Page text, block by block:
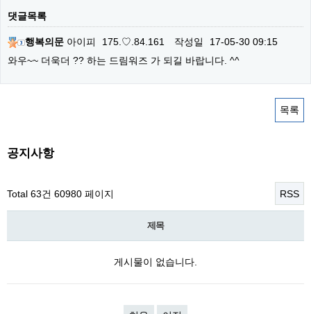
댓글목록
행복의문 아이피 175.♡.84.161 작성일
17-05-30 09:15
와우~~ 더욱더 ?? 하는 드림워즈 가 되길 바랍니다. ^^
목록
공지사항
Total 63건 60980 페이지 RSS
제목
게시물이 없습니다.